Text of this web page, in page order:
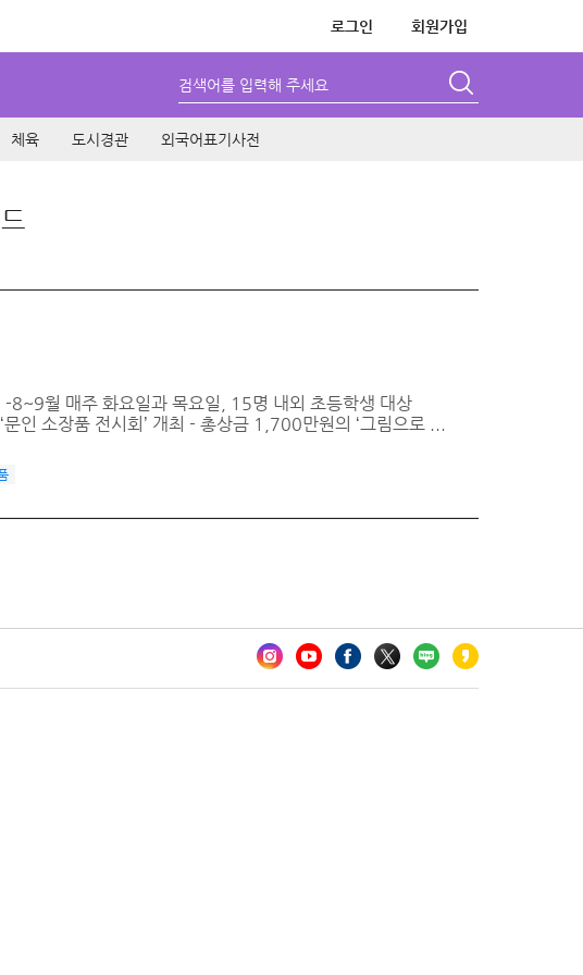
로그인 회원가입
검색어를 입력해 주세요
체육 도시경관 외국어표기사전
8~9월 매주 화요일과 목요일, 15명 내외 초등학생 대상
인 소장품 전시회’ 개최 - 총상금 1,700만원의 ‘그림으로 ...